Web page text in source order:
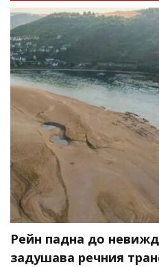
Рейн падна до
задушава речния